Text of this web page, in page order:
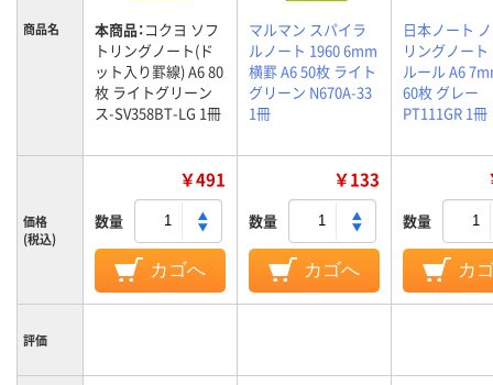
商品名 本商品：コクヨ ソフ
トリングノート(ド
ット入り罫線) A6 80
枚 ライトグリーン
ス-SV358BT-LG 1冊
マルマン スパイラ
ルノート 1960 6mm
横罫 A6 50枚 ライト
グリーン N670A-33
1冊
日本ノート
リングノート
ルール A6
60枚 グレー
PT111GR 1冊
価格
(税込)
￥491
数量
カゴへ
￥133
数量
カゴへ
数量
カ
評価